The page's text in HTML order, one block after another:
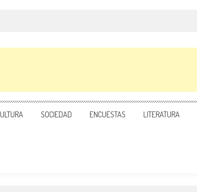
SOCIEDAD ENCUESTAS LITERATURA